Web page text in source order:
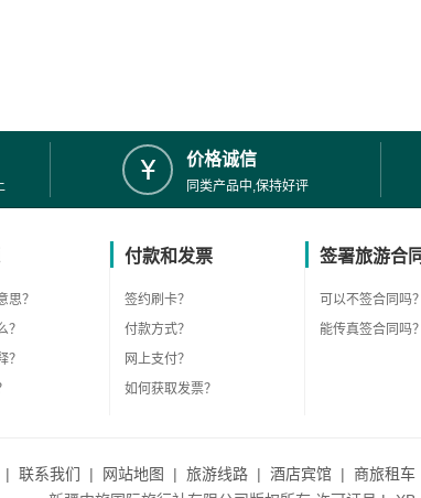
价格诚信
同类产品中,保持好评
思？
？
？
付款和发票
签约刷卡？
付款方式？
网上支付？
如何获取发票？
签署旅游合同
可以不签合同吗？
能传真签合同吗？
| 联系我们 | 网站地图 | 旅游线路 | 酒店宾馆 | 商旅租车